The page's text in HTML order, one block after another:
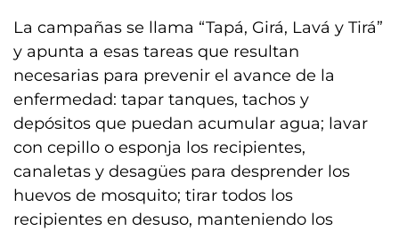
La campañas se llama “Tapá, Girá, Lavá y Tirá”
y apunta a esas tareas que resultan
necesarias para prevenir el avance de la
enfermedad: tapar tanques, tachos y
depósitos que puedan acumular agua; lavar
con cepillo o esponja los recipientes,
canaletas y desagües para desprender los
huevos de mosquito; tirar todos los
recipientes en desuso, manteniendo los